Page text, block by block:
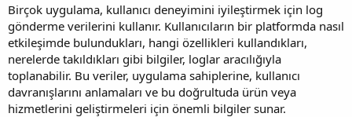
Birçok uygulama, kullanıcı deneyimini iyileştirmek için log
gönderme verilerini kullanır. Kullanıcıların bir platformda nasıl
etkileşimde bulundukları, hangi özellikleri kullandıkları,
nerelerde takıldıkları gibi bilgiler, loglar aracılığıyla
toplanabilir. Bu veriler, uygulama sahiplerine, kullanıcı
davranışlarını anlamaları ve bu doğrultuda ürün veya
hizmetlerini geliştirmeleri için önemli bilgiler sunar.